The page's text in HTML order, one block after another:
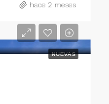
hace 2 meses
NUEVAS